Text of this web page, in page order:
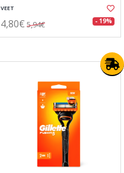
VEET
4,80€ 5,94€ - 19%